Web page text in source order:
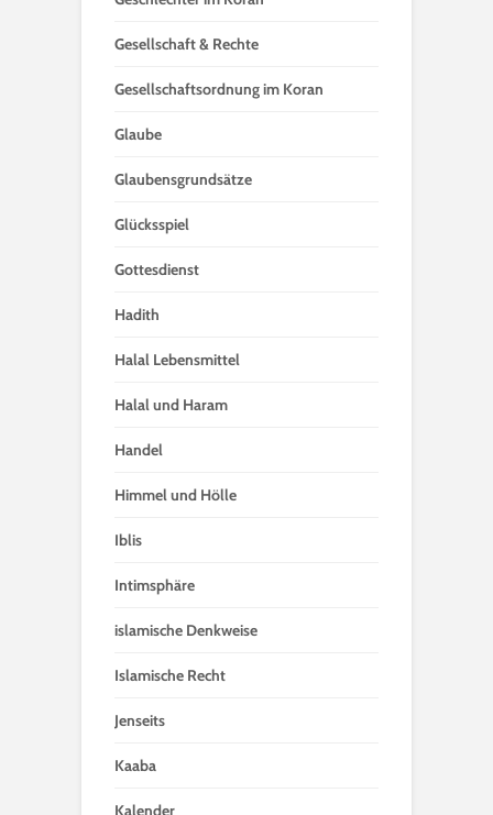
Gesellschaft & Rechte
Gesellschaftsordnung im Koran
Glaube
Glaubensgrundsätze
Glücksspiel
Gottesdienst
Hadith
Halal Lebensmittel
Halal und Haram
Handel
Himmel und Hölle
Iblis
Intimsphäre
islamische Denkweise
Islamische Recht
Jenseits
Kaaba
Kalender